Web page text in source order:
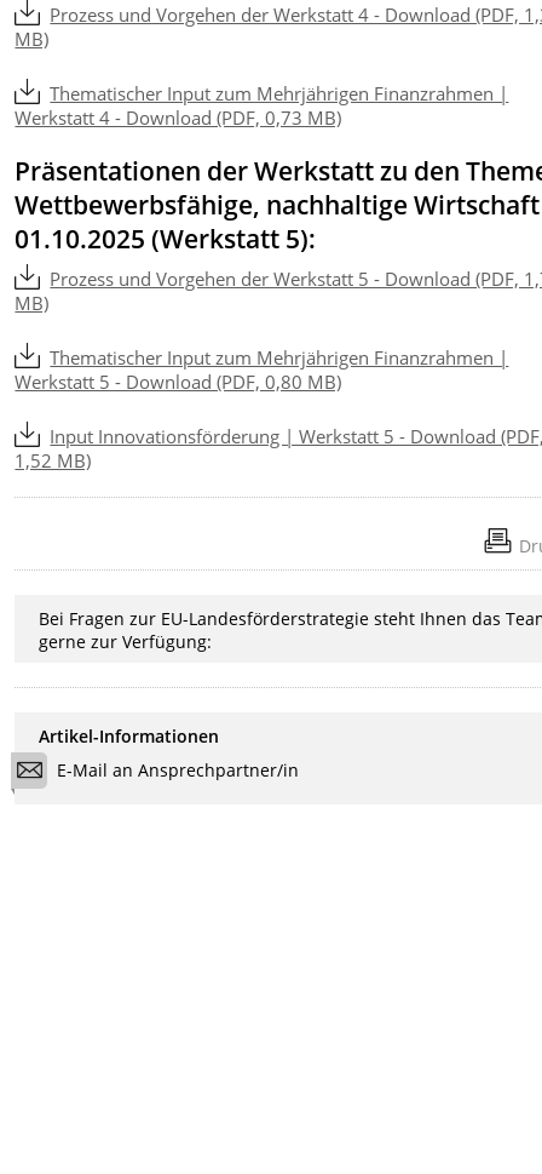
Prozess und Vorgehen der Werkstatt 4 - Download (PDF,
MB)
Thematischer Input zum Mehrjährigen Finanzrahmen |
Werkstatt 4 - Download (PDF, 0,73 MB)
Präsentationen der Werkstatt zu den
Wettbewerbsfähige, nachhaltige
01.10.2025 (Werkstatt 5):
Prozess und Vorgehen der Werkstatt 5 - Download (PDF,
MB)
Thematischer Input zum Mehrjährigen Finanzrahmen |
Werkstatt 5 - Download (PDF, 0,80 MB)
Input Innovationsförderung | Werkstatt 5 - Download
1,52 MB)
Bei Fragen zur EU-Landesförderstrategie steht Ihnen das
gerne zur Verfügung:
Artikel-Informationen
E-Mail an Ansprechpartner/in